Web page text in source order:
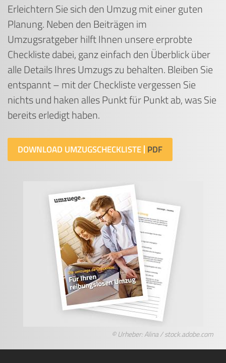
Erleichtern Sie sich den Umzug mit einer guten
Planung. Neben den Beiträgen im
Umzugsratgeber hilft Ihnen unsere erprobte
Checkliste dabei, ganz einfach den Überblick über
alle Details Ihres Umzugs zu behalten. Bleiben Sie
entspannt – mit der Checkliste vergessen Sie
nichts und haken alles Punkt für Punkt ab, was Sie
bereits erledigt haben.
DOWNLOAD UMZUGSCHECKLISTE
© Urheber: Alina / stock.adobe.com